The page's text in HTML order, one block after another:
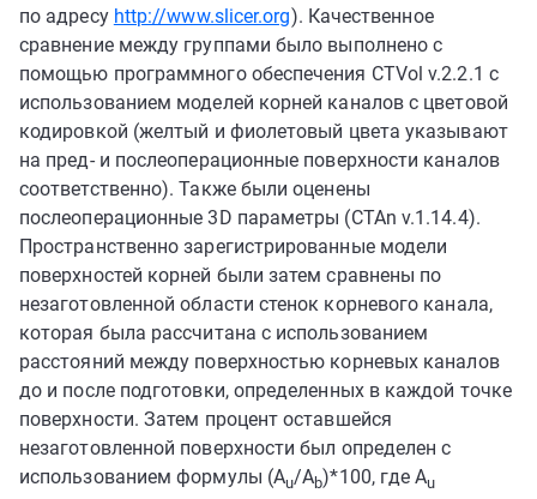
по адресу http://www.slicer.org). Качественное
сравнение между группами было выполнено с
помощью программного обеспечения CTVol v.2.2.1 с
использованием моделей корней каналов с цветовой
кодировкой (желтый и фиолетовый цвета указывают
на пред- и послеоперационные поверхности каналов
соответственно). Также были оценены
послеоперационные 3D параметры (CTAn v.1.14.4).
Пространственно зарегистрированные модели
поверхностей корней были затем сравнены по
незаготовленной области стенок корневого канала,
которая была рассчитана с использованием
расстояний между поверхностью корневых каналов
до и после подготовки, определенных в каждой точке
поверхности. Затем процент оставшейся
незаготовленной поверхности был определен с
использованием формулы (Au/Ab)*100, где Au